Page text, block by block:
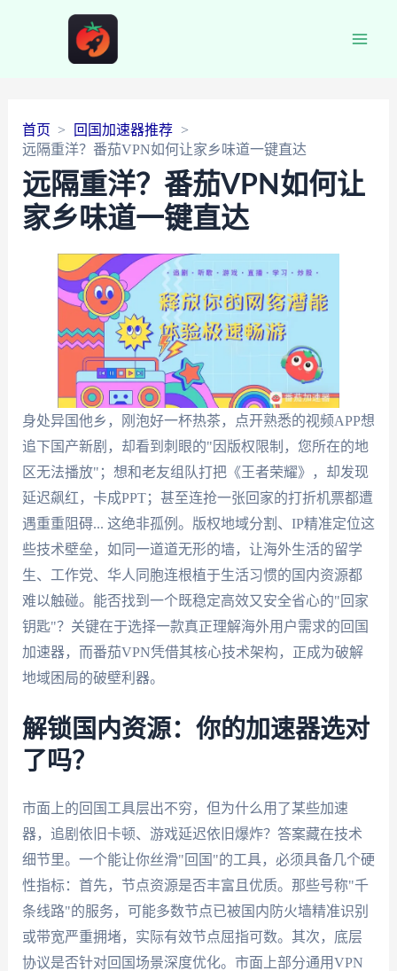
首页
回国加速器推荐
远隔重洋？番茄VPN如何让家乡味道一键直达
远隔重洋？番茄VPN如何让
家乡味道一键直达
身处异国他乡，刚泡好一杯热茶，点开熟悉的视频APP想
追下国产新剧，却看到刺眼的"因版权限制，您所在的地
区无法播放"；想和老友组队打把《王者荣耀》，却发现
延迟飙红，卡成PPT；甚至连抢一张回家的打折机票都遭
遇重重阻碍... 这绝非孤例。版权地域分割、IP精准定位这
些技术壁垒，如同一道道无形的墙，让海外生活的留学
生、工作党、华人同胞连根植于生活习惯的国内资源都
难以触碰。能否找到一个既稳定高效又安全省心的"回家
钥匙"？关键在于选择一款真正理解海外用户需求的回国
加速器，而番茄VPN凭借其核心技术架构，正成为破解
地域困局的破壁利器。
解锁国内资源：你的加速器选对
了吗？
市面上的回国工具层出不穷，但为什么用了某些加速
器，追剧依旧卡顿、游戏延迟依旧爆炸？答案藏在技术
细节里。一个能让你丝滑"回国"的工具，必须具备几个硬
性指标：首先，节点资源是否丰富且优质。那些号称"千
条线路"的服务，可能多数节点已被国内防火墙精准识别
或带宽严重拥堵，实际有效节点屈指可数。其次，底层
协议是否针对回国场景深度优化。市面上部分通用VPN